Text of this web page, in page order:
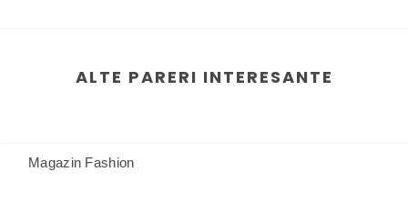
ALTE PARERI INTERESANTE
Magazin Fashion